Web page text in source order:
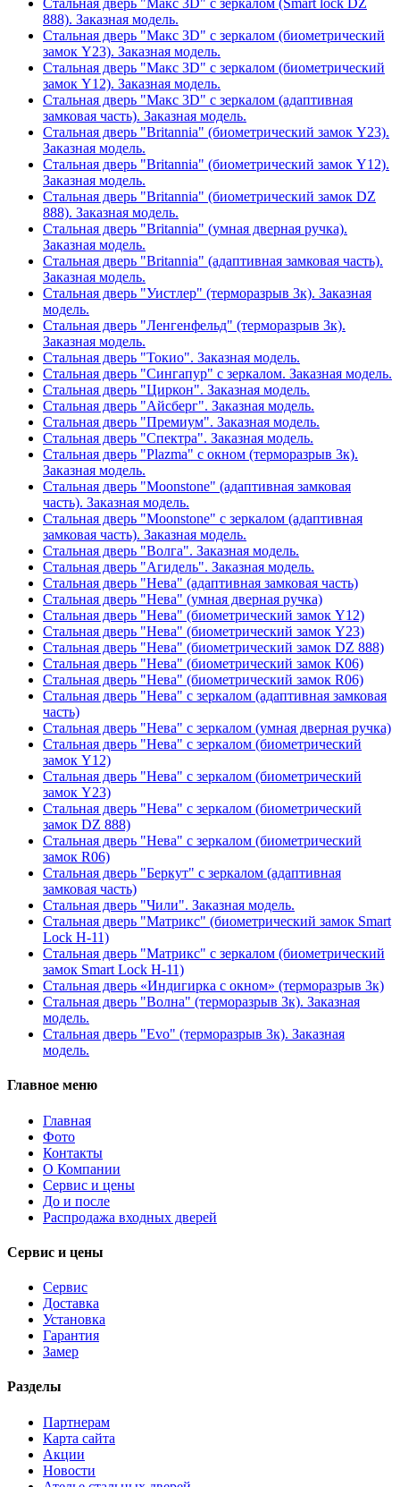
Стальная дверь "Макс 3D" с зеркалом (Smart lock DZ
888). Заказная модель.
Стальная дверь "Макс 3D" с зеркалом (биометрический
замок Y23). Заказная модель.
Стальная дверь "Макс 3D" с зеркалом (биометрический
замок Y12). Заказная модель.
Стальная дверь "Макс 3D" с зеркалом (адаптивная
замковая часть). Заказная модель.
Стальная дверь "Britannia" (биометрический замок Y23).
Заказная модель.
Стальная дверь "Britannia" (биометрический замок Y12).
Заказная модель.
Стальная дверь "Britannia" (биометрический замок DZ
888). Заказная модель.
Стальная дверь "Britannia" (умная дверная ручка).
Заказная модель.
Стальная дверь "Britannia" (адаптивная замковая часть).
Заказная модель.
Стальная дверь "Уистлер" (терморазрыв 3к). Заказная
модель.
Стальная дверь "Ленгенфельд" (терморазрыв 3к).
Заказная модель.
Стальная дверь "Токио". Заказная модель.
Стальная дверь "Сингапур" с зеркалом. Заказная модель.
Стальная дверь "Циркон". Заказная модель.
Стальная дверь "Айсберг". Заказная модель.
Стальная дверь "Премиум". Заказная модель.
Стальная дверь "Спектра". Заказная модель.
Стальная дверь "Plazma" с окном (терморазрыв 3к).
Заказная модель.
Стальная дверь "Moonstone" (адаптивная замковая
часть). Заказная модель.
Стальная дверь "Moonstone" с зеркалом (адаптивная
замковая часть). Заказная модель.
Стальная дверь "Волга". Заказная модель.
Стальная дверь "Агидель". Заказная модель.
Стальная дверь "Нева" (адаптивная замковая часть)
Стальная дверь "Нева" (умная дверная ручка)
Стальная дверь "Нева" (биометрический замок Y12)
Стальная дверь "Нева" (биометрический замок Y23)
Стальная дверь "Нева" (биометрический замок DZ 888)
Стальная дверь "Нева" (биометрический замок К06)
Стальная дверь "Нева" (биометрический замок R06)
Стальная дверь "Нева" с зеркалом (адаптивная замковая
часть)
Стальная дверь "Нева" с зеркалом (умная дверная ручка)
Стальная дверь "Нева" с зеркалом (биометрический
замок Y12)
Стальная дверь "Нева" с зеркалом (биометрический
замок Y23)
Стальная дверь "Нева" с зеркалом (биометрический
замок DZ 888)
Стальная дверь "Нева" с зеркалом (биометрический
замок R06)
Стальная дверь "Беркут" с зеркалом (адаптивная
замковая часть)
Стальная дверь "Чили". Заказная модель.
Стальная дверь "Матрикс" (биометрический замок Smart
Lock H-11)
Стальная дверь "Матрикс" с зеркалом (биометрический
замок Smart Lock H-11)
Стальная дверь «Индигирка с окном» (терморазрыв 3к)
Стальная дверь "Волна" (терморазрыв 3к). Заказная
модель.
Стальная дверь "Evo" (терморазрыв 3к). Заказная
модель.
Главное меню
Главная
Фото
Контакты
О Компании
Сервис и цены
До и после
Распродажа входных дверей
Сервис и цены
Сервис
Доставка
Установка
Гарантия
Замер
Разделы
Партнерам
Карта сайта
Акции
Новости